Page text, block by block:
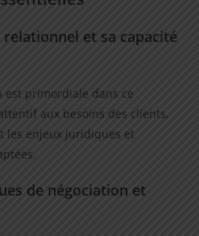
et sa capacité
est primordiale dans ce
aux besoins des clients,
les enjeux juridiques et
de négociation et